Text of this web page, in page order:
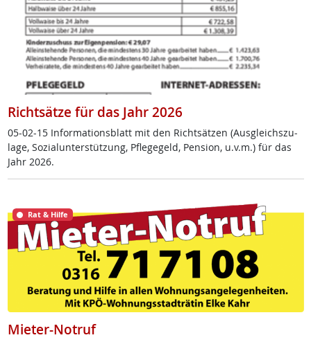
Richtsätze für das Jahr 2026
05-02-15 In­for­ma­ti­ons­blatt mit den Richt­sät­zen (Aus­g­leichs­zu­
la­ge, So­zial­un­ter­stüt­zung, Pf­le­ge­geld, Pen­si­on, u.v.m.) für das
Jahr 2026.
Rat & Hilfe
Mieter-Notruf